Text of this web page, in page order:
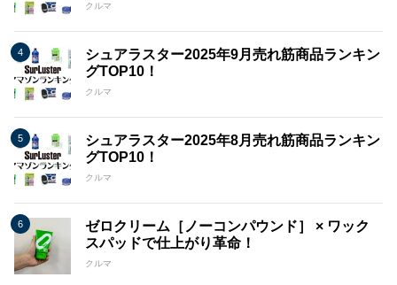
クルマ
シュアラスター2025年9月売れ筋商品ランキン
グTOP10！
クルマ
シュアラスター2025年8月売れ筋商品ランキン
グTOP10！
クルマ
ゼロクリーム［ノーコンパウンド］ × ワック
スパッドで仕上がり革命！
クルマ